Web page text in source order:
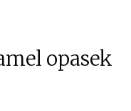
opasek